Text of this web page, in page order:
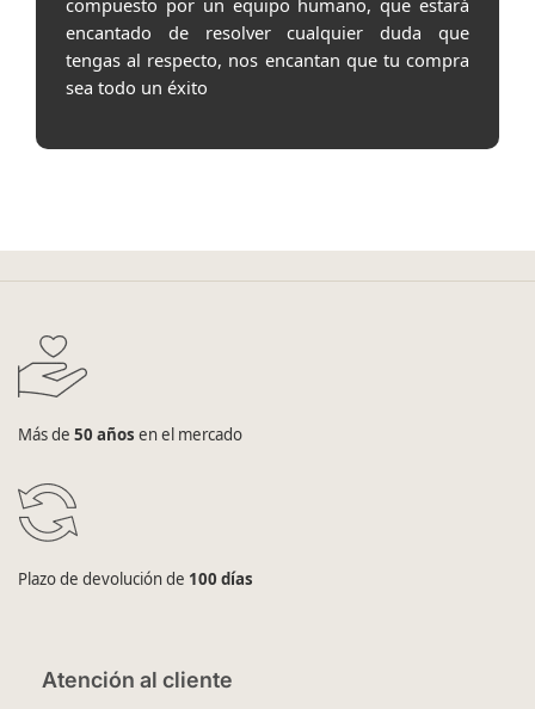
compuesto por un equipo humano, que estará
encantado de resolver cualquier duda que
tengas al respecto, nos encantan que tu compra
sea todo un éxito
Más de 50 años en el mercado
Plazo de devolución de 100 días
Atención al cliente